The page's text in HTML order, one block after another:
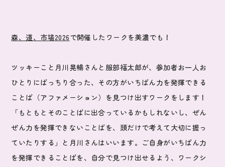
森、道、市場2026で開催したワークを美濃でも！
ツッキーこと月川晃暢さんと服部福太郎が、参加者お一人お
ひとりにばっちり合った、その方がいちばん力を発揮できる
ことば（アファメーション）を見つけ出すワークをします！
「もともとそのことばに出合っているかもしれないし、ぜん
ぜん力を発揮できないことばを、頭だけで考えて大切に握っ
ていたりする」と月川さんはいいます。ご自身がいちばん力
を発揮できることばを、自分で見つけ出せるよう、ワークシ